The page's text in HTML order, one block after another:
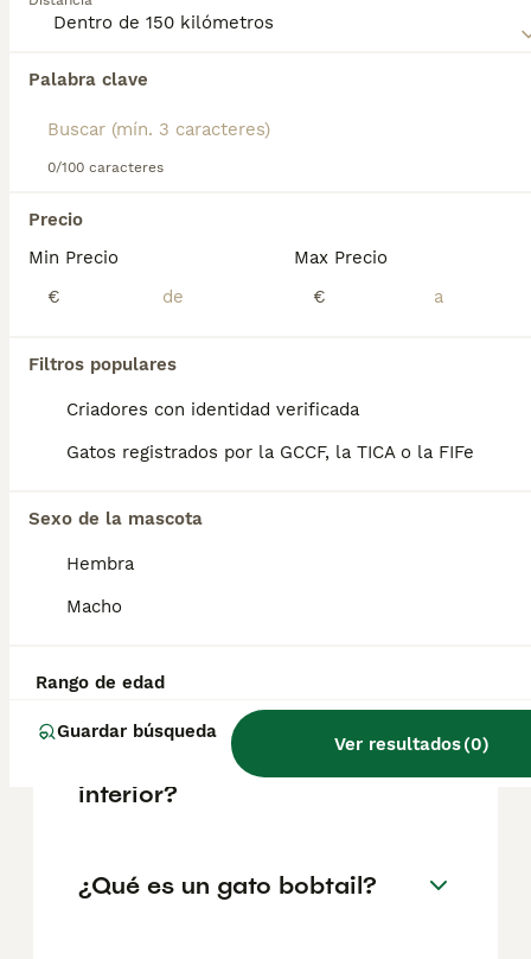
Palabra clave
0/100 caracteres
Precio
Min Precio
€
Max Precio
€
Filtros populares
Criadores con identidad verificada
Gatos registrados por la GCCF, la TICA o la FIFe
Sexo de la mascota
Hembra
Macho
Rango de edad
Guardar búsqueda
Ver resultados(0)
compra de Kurilean Bobtail de Pelo Corto para obtener
Encontramos 0 Kurilean Bobtail de Pelo
Si deseas exactamente esta búsqueda guarda tu
búsqueda y espera el resultado perfecto:
Preguntas frecuentes
¿Cuánto cuesta un gato
Kurilian Bobtail?
El coste de adquisición de esta raza puede
reputación del criador y la ubicación
geográfica. Es fundamental acudir a
criadores responsables que garanticen la
Informarse bien y comparar opciones antes
¿Los gatos Kurilian bobtail
son buenos gatos de
interior?
¿Qué es un gato bobtail?